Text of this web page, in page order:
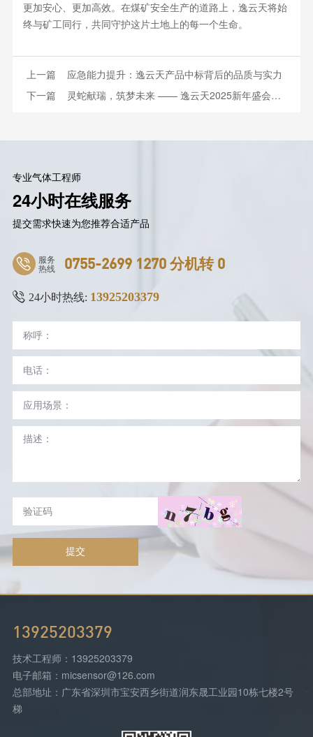
更加安心、更加高效。在煤矿安全生产的道路上，逸云天将始
终与矿工同行，共同守护这片土地上的每一个生命。
上一篇 应急能力提升：逸云天产品中标背后的品质与实力
下一篇
灵蛇献瑞，筑梦未来 —— 逸云天2025新年盛会圆满谢幕
专业气体工程师
24小时在线服务
提交需求快速为您推荐合适产品
服务
热线 0755-2699 1270 分机转 0
24小时热线: 13925203379
提交
13925203379
技术工程师：13925203379
电子邮箱：micsensor@126.com
总部地址：广东省深圳市宝安西乡街道润东晟工业园10栋七楼2号
梯